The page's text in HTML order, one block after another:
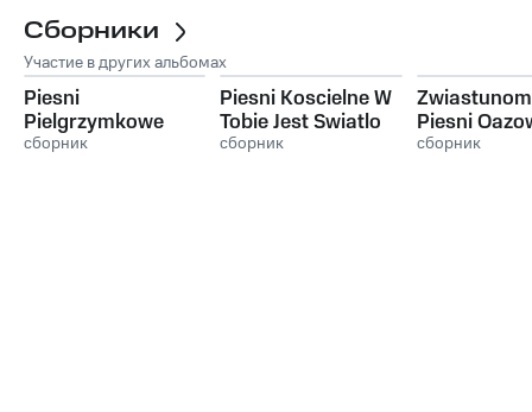
Сборники
Участие в других альбомах
Piesni
Pielgrzymkowe
Golgota
сборник
Piesni Koscielne W
Tobie Jest Swiatlo
сборник
Piesni
сборник